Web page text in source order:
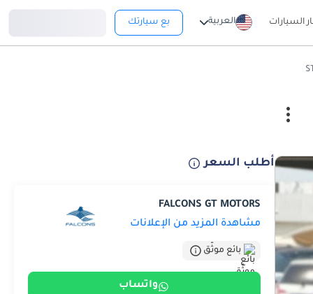
السيارات العربية بع سيارتك
أطلب السعر
FALCONS GT MOTORS
مشاهدة المزيد من الإعلانات
بائع موثّق
واتساب